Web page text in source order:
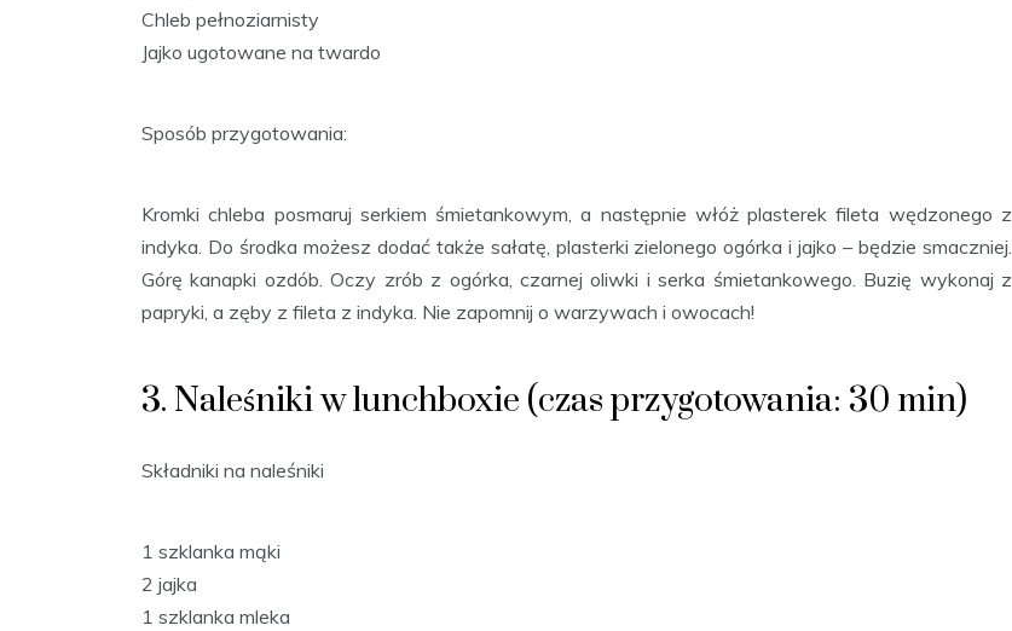
Chleb pełnoziarnisty
Jajko ugotowane na twardo
Sposób przygotowania:
Kromki chleba posmaruj serkiem śmietankowym, a następnie włóż plasterek fileta wędzonego z
indyka. Do środka możesz dodać także sałatę, plasterki zielonego ogórka i jajko – będzie smaczniej.
Górę kanapki ozdób. Oczy zrób z ogórka, czarnej oliwki i serka śmietankowego. Buzię wykonaj z
papryki, a zęby z fileta z indyka. Nie zapomnij o warzywach i owocach!
3. Naleśniki w lunchboxie (czas przygotowania: 30 min)
Składniki na naleśniki
1 szklanka mąki
2 jajka
1 szklanka mleka